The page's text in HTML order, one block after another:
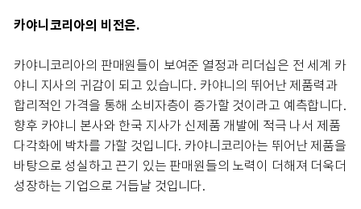
카야니코리아의 비전은.
카야니코리아의 판매원들이 보여준 열정과 리더십은 전 세계 카
야니 지사의 귀감이 되고 있습니다. 카야니의 뛰어난 제품력과
합리적인 가격을 통해 소비자층이 증가할 것이라고 예측합니다.
향후 카야니 본사와 한국 지사가 신제품 개발에 적극 나서 제품
다각화에 박차를 가할 것입니다. 카야니코리아는 뛰어난 제품을
바탕으로 성실하고 끈기 있는 판매원들의 노력이 더해져 더욱더
성장하는 기업으로 거듭날 것입니다.